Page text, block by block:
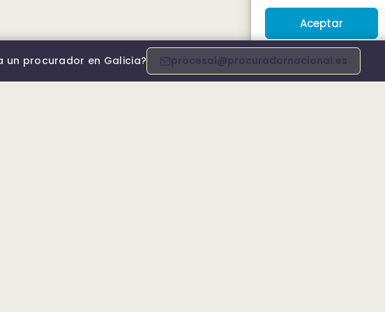
Aceptar
Política de cookies
un procurador en Galicia? procesal@procuradornacional.es